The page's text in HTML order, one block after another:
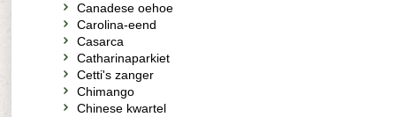
Canadese oehoe
Carolina-eend
Casarca
Catharinaparkiet
Cetti's zanger
Chimango
Chinese kwartel